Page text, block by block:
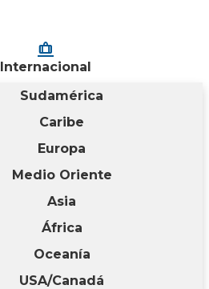
checked_bag
Internacional
Sudamérica
Caribe
Europa
Medio Oriente
Asia
África
Oceanía
USA/Canadá